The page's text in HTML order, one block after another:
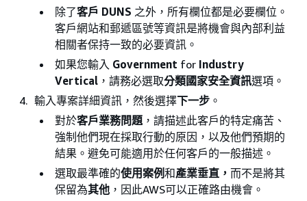
除了客戶 DUNS 之外，所有欄位都是必要欄位。
客戶網站和郵遞區號等資訊是將機會與內部利益
相關者保持一致的必要資訊。
如果您輸入 Government for Industry
Vertical ，請務必選取分類國家安全資訊選項。
輸入專案詳細資訊，然後選擇下一步 。
對於客戶業務問題 ，請描述此客戶的特定痛苦、
強制他們現在採取行動的原因，以及他們預期的
結果。避免可能適用於任何客戶的一般描述。
選取最準確的使用案例和產業垂直， 而不是將其
保留為其他 ，因此AWS可以正確路由機會。